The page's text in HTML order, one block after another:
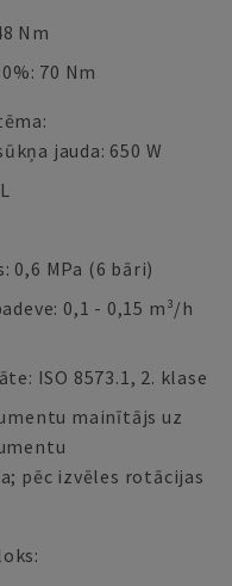
Nm
70 Nm
jauda: 650 W
0,6 MPa (6 bāri)
0,1 - 0,15 m³/h
ISO 8573.1, 2. klase
mainītājs uz
pēc izvēles rotācijas